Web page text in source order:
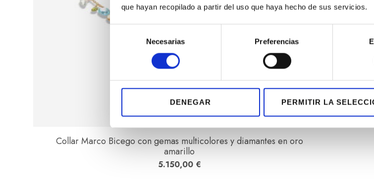
que hayan recopilado a partir del uso que haya hecho de sus servicios.
n
d
Necesarias Preferencias
DENEGAR PERMITIR LA
Collar Marco Bicego con gemas multicolores y diamantes en oro
amarillo
5.150,00 €